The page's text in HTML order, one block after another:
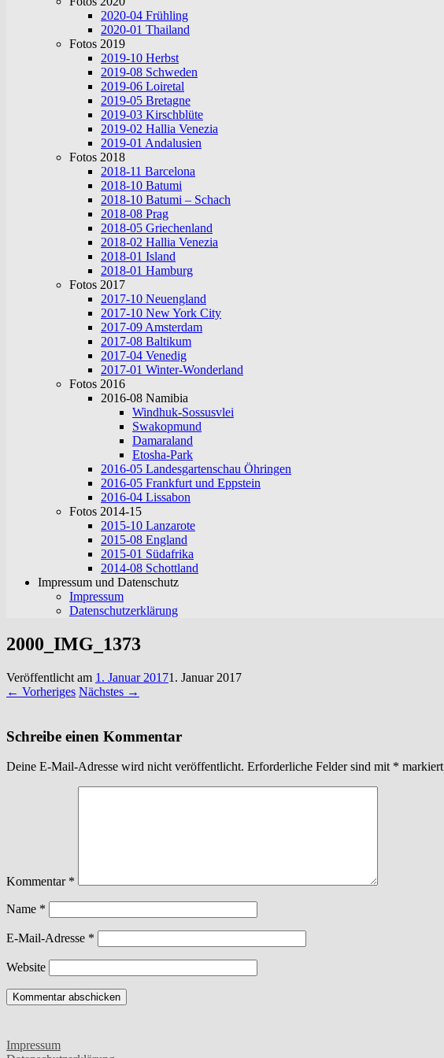
2020-04 Frühling
2020-01 Thailand
Fotos 2019
2019-10 Herbst
2019-08 Schweden
2019-06 Loiretal
2019-05 Bretagne
2019-03 Kirschblüte
2019-02 Hallia Venezia
2019-01 Andalusien
Fotos 2018
2018-11 Barcelona
2018-10 Batumi
2018-10 Batumi – Schach
2018-08 Prag
2018-05 Griechenland
2018-02 Hallia Venezia
2018-01 Island
2018-01 Hamburg
Fotos 2017
2017-10 Neuengland
2017-10 New York City
2017-09 Amsterdam
2017-08 Baltikum
2017-04 Venedig
2017-01 Winter-Wonderland
Fotos 2016
2016-08 Namibia
Windhuk-Sossusvlei
Swakopmund
Damaraland
Etosha-Park
2016-05 Landesgartenschau Öhringen
2016-05 Frankfurt und Eppstein
2016-04 Lissabon
Fotos 2014-15
2015-10 Lanzarote
2015-08 England
2015-01 Südafrika
2014-08 Schottland
Impressum und Datenschutz
Impressum
Datenschutzerklärung
2000_IMG_1373
Veröffentlicht am 1. Januar 20171. Januar 2017
← Vorheriges Nächstes →
Schreibe einen Kommentar
Deine E-Mail-Adresse wird nicht veröffentlicht. Erforderliche Felder sind mit * markiert
Kommentar *
Name *
E-Mail-Adresse *
Website
Impressum